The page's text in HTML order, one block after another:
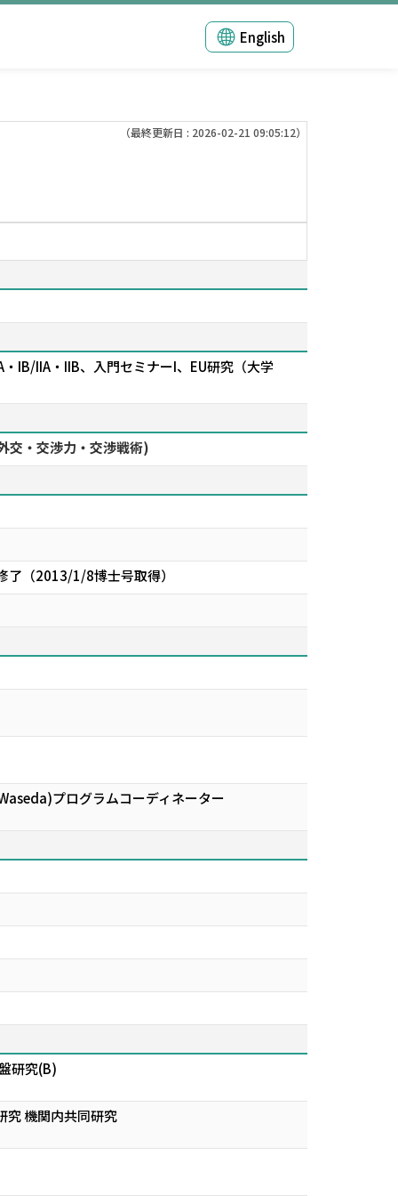
English
（最終更新日 : 2026-02-21 09:05:12）
IB/IIA・IIB、入門セミナーI、EU研究（大学
交・交渉力・交渉戦術)
了（2013/1/8博士号取得）
プログラムコーディネーター
研究(B)
究 機関内共同研究